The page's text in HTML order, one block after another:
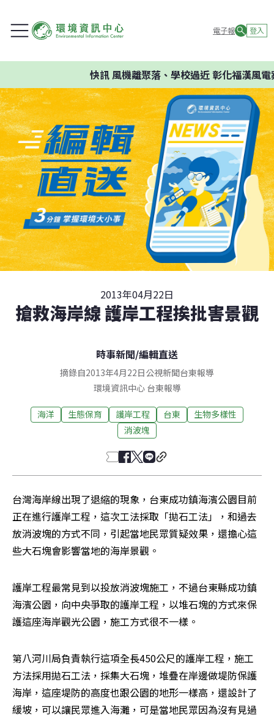
電子報 登入
快訊風機離聚落、學校過近 彰化福漢風電
2013年04月22日
搶救海岸線 護岸工程挨批害景觀
時事新聞/編輯直送
摘錄自2013年4月22日公視新聞台東報導
環境資訊中心 台東報導
海洋 生態保育 護岸工程 台東
生物多樣性
消波塊
台灣海岸線出現了退縮的現象，台東成功鎮海濱公園目前
正在進行護岸工程，這次工法採取「拋石工法」，和過去
放消波塊的方式不同，引起當地民眾質疑效果，還擔心這
些大石塊會影響當地的海岸景觀。
護岸工程最常見到以投放消波塊施工，不過台東縣成功鎮
海濱公園，向中央爭取的護岸工程，以堆石塊的方式來保
護這座海岸觀光公園，施工方式很不一樣。
第八河川局負責執行這項全長450公尺的護岸工程，施工
方法採用拋石工法，採集大石塊，堆疊在岸邊做堤防保護
海岸，這座堤防的高度也跟公園的地形一樣高，還設計了
緩坡，可以讓民眾進入海灘，可是當地民眾因為沒有見過